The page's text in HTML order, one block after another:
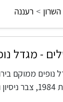
רעננה
- מגדל
נופים ממוקם